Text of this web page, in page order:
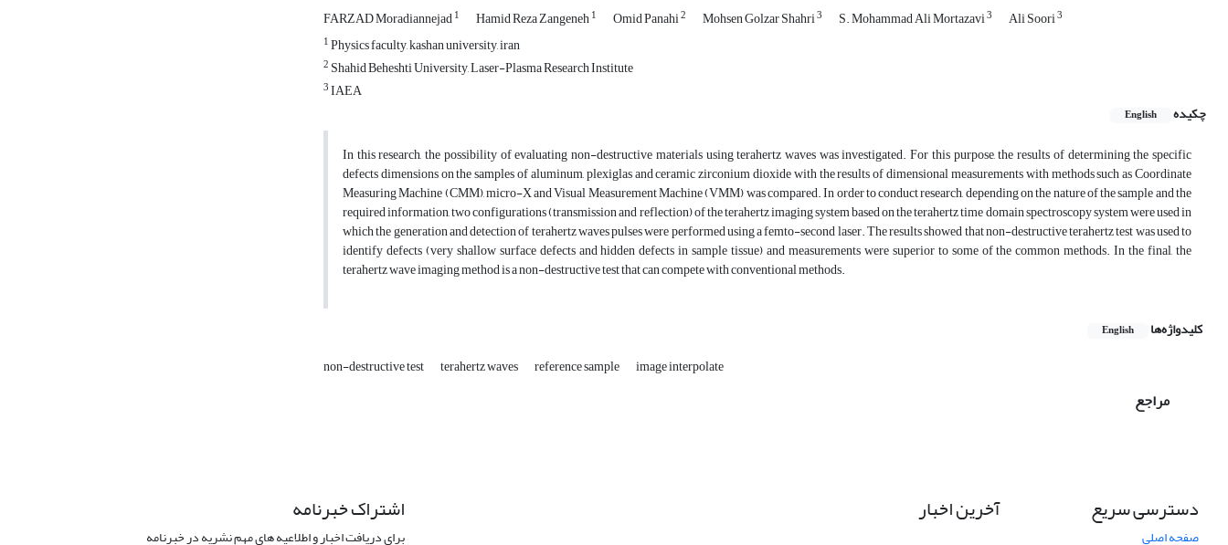
FARZAD Moradiannejad1 Hamid Reza Zangeneh1 Omid Panahi2 Mohsen Golzar Shahri3 S. Mohammad Ali Mortazavi3 Ali Soori3
1Physics faculty, kashan university, iran
2 Shahid Beheshti University, Laser-Plasma Research Institute
3IAEA
چکیده
English
In this research, the possibility of evaluating non-destructive materials using terahertz waves was investigated. For this purpose, the results of determining the specific
defects dimensions on the samples of aluminum, plexiglas and ceramic zirconium dioxide with the results of dimensional measurements with methods such as Coordinate
Measuring Machine (CMM), micro-X and Visual Measurement Machine (VMM) was compared. In order to conduct research, depending on the nature of the sample and the
required information, two configurations (transmission and reflection) of the terahertz imaging system based on the terahertz time domain spectroscopy system were used in
which the generation and detection of terahertz waves pulses were performed using a femto-second laser. The results showed that non-destructive terahertz test was used to
identify defects (very shallow surface defects and hidden defects in sample tissue) and measurements were superior to some of the common methods. In the final, the
terahertz wave imaging method is a non-destructive test that can compete with conventional methods.
کلیدواژه‌ها English
non-destructive test terahertz waves reference sample image interpolate
مراجع
دسترسی سریع
صفحه اصلی
آخرین اخبار اشتراک خبرنامه
برای دریافت اخبار و اطلاعیه های مهم نشریه در خبرنامه